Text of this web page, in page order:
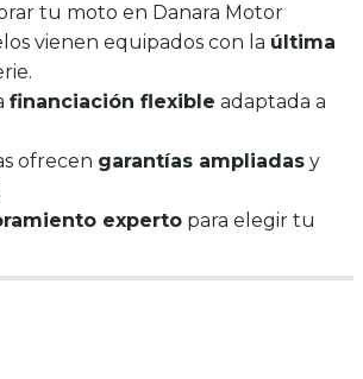
tu moto en Danara Motor
vienen equipados con la última
financiación flexible adaptada a
ofrecen garantías ampliadas y
experto para elegir tu